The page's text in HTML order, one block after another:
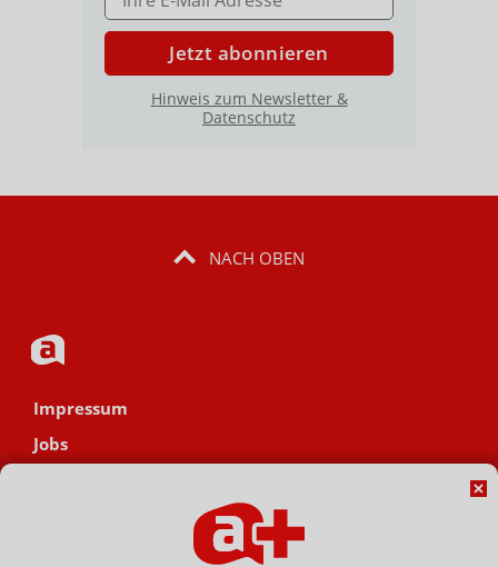
Jetzt abonnieren
Hinweis zum Newsletter &
Datenschutz
NACH OBEN
Impressum
Jobs